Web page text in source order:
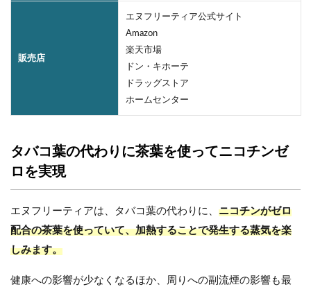
販売店
エヌフリーティア公式サイト
Amazon
楽天市場
ドン・キホーテ
ドラッグストア
ホームセンター
タバコ葉の代わりに茶葉を使ってニコチンゼ
ロを実現
エヌフリーティアは、タバコ葉の代わりに、 ニコチンがゼロ
配合の茶葉を使っていて、加熱することで発生する蒸気を楽
しみます。
健康への影響が少なくなるほか、周りへの副流煙の影響も最